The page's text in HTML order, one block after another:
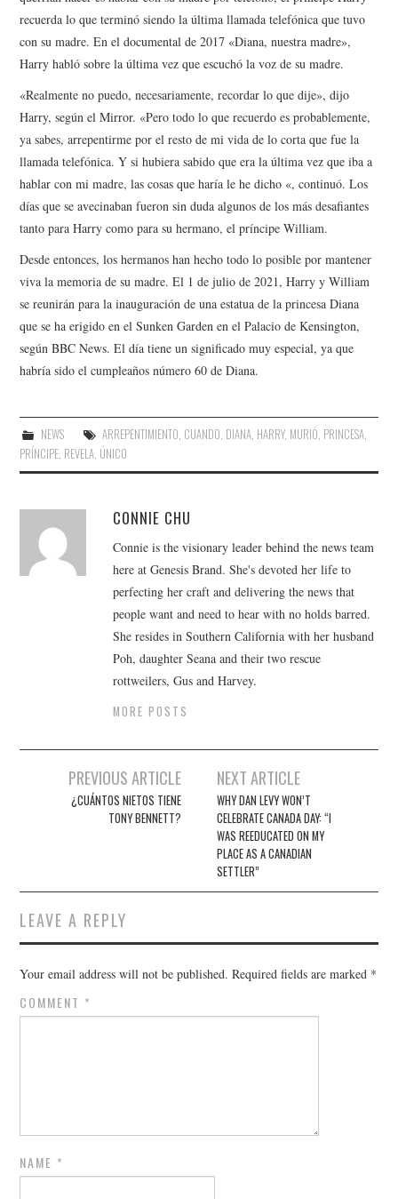
recuerda lo que terminó siendo la última llamada telefónica que tuvo
con su madre. En el documental de 2017 «Diana, nuestra madre»,
Harry habló sobre la última vez que escuchó la voz de su madre.
«Realmente no puedo, necesariamente, recordar lo que dije», dijo
Harry, según el Mirror. «Pero todo lo que recuerdo es probablemente,
ya sabes, arrepentirme por el resto de mi vida de lo corta que fue la
llamada telefónica. Y si hubiera sabido que era la última vez que iba a
hablar con mi madre, las cosas que haría le he dicho «, continuó. Los
días que se avecinaban fueron sin duda algunos de los más desafiantes
tanto para Harry como para su hermano, el príncipe William.
Desde entonces, los hermanos han hecho todo lo posible por mantener
viva la memoria de su madre. El 1 de julio de 2021, Harry y William
se reunirán para la inauguración de una estatua de la princesa Diana
que se ha erigido en el Sunken Garden en el Palacio de Kensington,
según BBC News. El día tiene un significado muy especial, ya que
habría sido el cumpleaños número 60 de Diana.
NEWS ARREPENTIMIENTO, CUANDO, DIANA, HARRY, MURIÓ, PRINCESA,
PRÍNCIPE, REVELA, ÚNICO
CONNIE CHU
Connie is the visionary leader behind the news team
here at Genesis Brand. She's devoted her life to
perfecting her craft and delivering the news that
people want and need to hear with no holds barred.
She resides in Southern California with her husband
Poh, daughter Seana and their two rescue
rottweilers, Gus and Harvey.
MORE POSTS
navigation
PREVIOUS ARTICLE
¿CUÁNTOS NIETOS TIENE
TONY BENNETT?
NEXT ARTICLE
WHY DAN LEVY WON’T
CELEBRATE CANADA DAY: “I
WAS REEDUCATED ON MY
PLACE AS A CANADIAN
SETTLER”
LEAVE A REPLY
Your email address will not be published. Required fields are marked *
COMMENT *
NAME *